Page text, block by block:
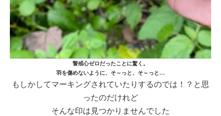
警戒心ゼロだったことに驚く。
羽を傷めないように、そ～っと、そ～っと…
もしかしてマーキングされていたりするのでは！？と思
ったのだけれど
そんな印は見つかりませんでした